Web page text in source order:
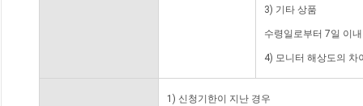
3) 기타 상품
수령일로부터 7일 이
4) 모니터 해상도의 차
1) 신청기한이 지난 경우